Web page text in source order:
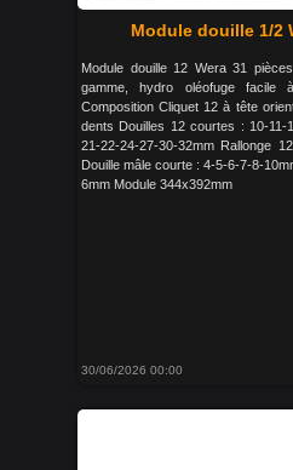
Module douille 1/2
Module douille 12 Wera 31
gamme, hydro oléofuge facile
Composition Cliquet 12 à tête
dents Douilles 12 courtes : 10-11-
21-22-24-27-30-32mm Rallonge
Douille mâle courte : 4-5-6-7-8-
6mm Module 344x392mm
30/06/2026 00:00